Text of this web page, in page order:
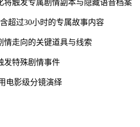
将触发专属剧情副本与隐藏语音档案
超过30小时的专属故事内容
情走向的关键道具与线索
发特殊剧情事件
电影级分镜演绎